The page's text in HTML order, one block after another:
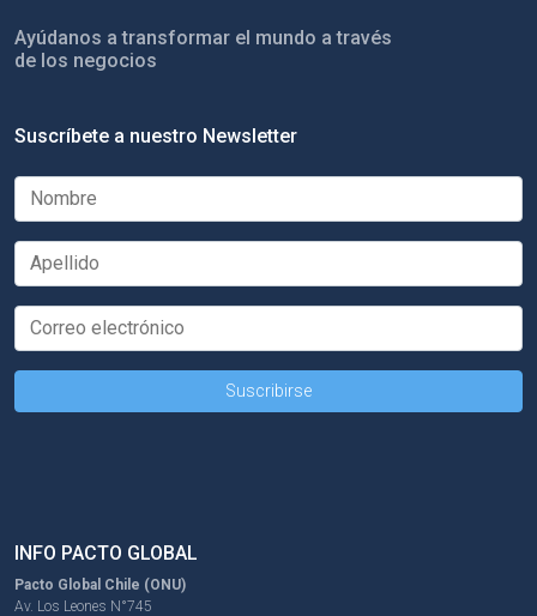
Ayúdanos a transformar el mundo a través
de los negocios
Suscríbete a nuestro Newsletter
INFO PACTO GLOBAL
Pacto Global Chile (ONU)
Av. Los Leones N°745